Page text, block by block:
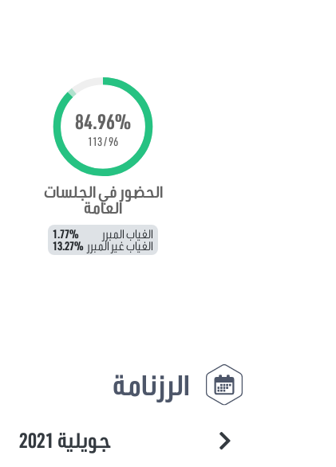
84.96%
96 / 113
الحضور في الجلسات
العامة
الغياب المبرر 1.77%
الغياب غير المبرر 13.27%
الرزنامة
جويلية 2021